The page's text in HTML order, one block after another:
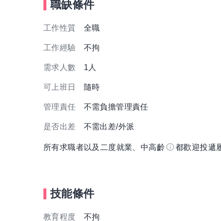
職缺條件
工作性質 全職
工作經驗 不拘
需求人數 1人
可上班日 隨時
管理責任 不需負擔管理責任
是否出差 不需出差/外派
所有求職者以及二度就業、中高齡 都歡迎投遞
技能條件
教育程度 不拘